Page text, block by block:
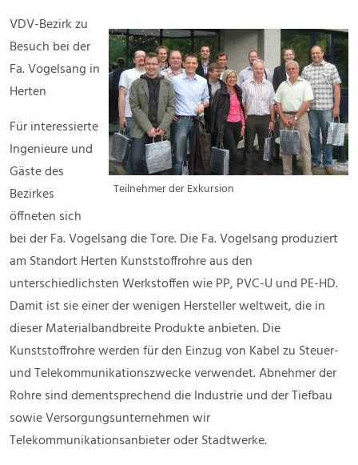
Teilnehmer der Exkursion
VDV-Bezirk zu
Besuch bei der
Fa. Vogelsang in
Herten
Für interessierte
Ingenieure und
Gäste des
Bezirkes
öffneten sich
bei der Fa. Vogelsang die Tore. Die Fa. Vogelsang produziert
am Standort Herten Kunststoffrohre aus den
unterschiedlichsten Werkstoffen wie PP, PVC-U und PE-HD.
Damit ist sie einer der wenigen Hersteller weltweit, die in
dieser Materialbandbreite Produkte anbieten. Die
Kunststoffrohre werden für den Einzug von Kabel zu Steuer-
und Telekommunikationszwecke verwendet. Abnehmer der
Rohre sind dementsprechend die Industrie und der Tiefbau
sowie Versorgungsunternehmen wir
Telekommunikationsanbieter oder Stadtwerke.